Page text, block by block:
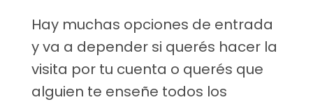
Hay muchas opciones de entrada
y va a depender si querés hacer la
visita por tu cuenta o querés que
alguien te enseñe todos los